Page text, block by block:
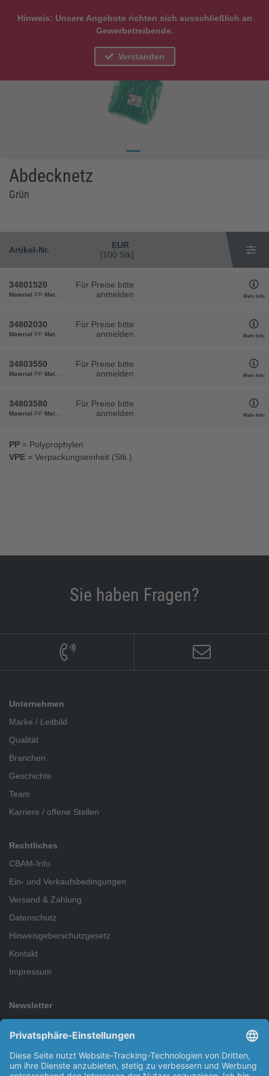
Hinweis: Unsere Angebote richten sich ausschließlich an
Gewerbetreibende.
Verstanden
Abdecknetz
Grün
Artikel-Nr.
EUR
[100 Stk]
34801520
Material PP Materialstärke Maschenweite Gewicht
Für Preise bitte
anmelden
Mehr Info
34802030
Material PP Materialstärke Maschenweite Gewicht
Für Preise bitte
anmelden
Mehr Info
34803550
Material PP Materialstärke Maschenweite Gewicht
Für Preise bitte
anmelden
Mehr Info
34803580
Material PP Materialstärke Maschenweite Gewicht
Für Preise bitte
anmelden
Mehr Info
PP = Polyprophylen
VPE = Verpackungseinheit (Stk.)
Sie haben Fragen?
Unternehmen
Marke / Leitbild
Qualität
Branchen
Geschichte
Team
Karriere / offene Stellen
Rechtliches
CBAM-Info
Ein- und Verkaufsbedingungen
Versand & Zahlung
Datenschutz
Hinweisgeberschutzgesetz
Kontakt
Impressum
Newsletter
keine Neuigkeit oder Aktion mehr.